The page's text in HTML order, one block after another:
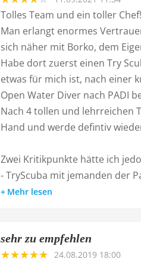
Tolles Team und ein toller Chef!
Man erlangt enormes
sich näher mit Borko, dem
Habe dort zuerst einen Try
etwas für mich ist, nach einer
Open Water Diver nach PADI
Nach 4 tollen und lehrreichen
Hand und werde defintiv
Zwei Kritikpunkte hätte ich
- TryScuba mit jemanden der
Mehr lesen
sehr zu empfehlen
24.08.2019 18:00